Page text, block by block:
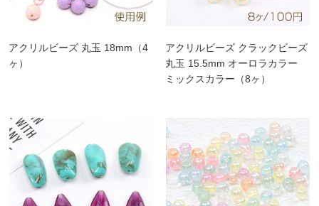
アクリルビーズ 丸玉 18mm（4
ヶ）
アクリルビーズ クラックビーズ
丸玉 15.5mm オーロラカラー
ミックスカラー（8ヶ）